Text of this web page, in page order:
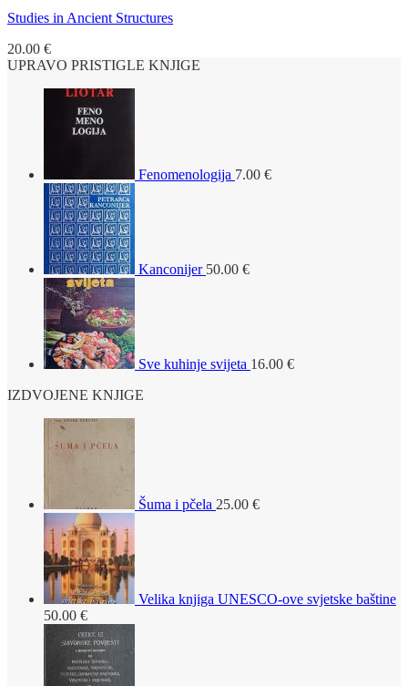
Studies in Ancient Structures
20.00 €
UPRAVO PRISTIGLE KNJIGE
Fenomenologija 7.00 €
Kanconijer 50.00 €
Sve kuhinje svijeta 16.00 €
IZDVOJENE KNJIGE
Šuma i pčela 25.00 €
Velika knjiga UNESCO-ove svjetske baštine
50.00 €